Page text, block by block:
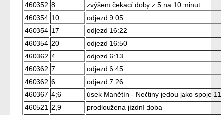
460352 8
zvýšení čekací doby z 5 na 10 minut
460354 10
odjezd 9:05
460354 17
odjezd 16:22
460354 20
odjezd 16:50
460362 4
odjezd 6:13
460362 7
odjezd 6:45
460362 6
odjezd 7:26
460367 4;6
úsek Manětín - Nečtiny jedou jako spoje
460521
2,9 prodloužena jízdní doba